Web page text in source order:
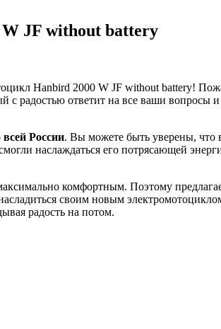
JF without battery
Hanbird 2000 W JF without battery!
с радостью ответит на все ваши вопросы и
всей России. Вы можете быть уверены, что
наслаждаться его потрясающей
комфортным. Поэтому
своим новым
радость на потом.